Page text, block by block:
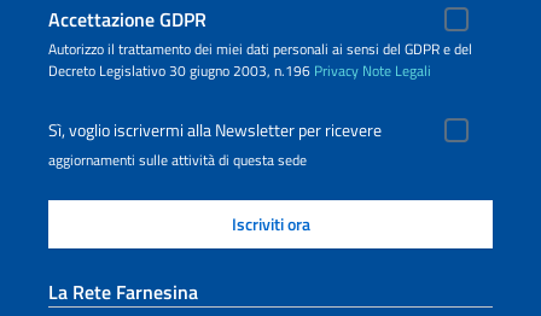
Accettazione GDPR
Autorizzo il trattamento dei miei dati personali ai sensi del GDPR e del
Decreto Legislativo 30 giugno 2003, n.196 Privacy Note Legali
Sì, voglio iscrivermi alla Newsletter per ricevere
aggiornamenti sulle attività di questa sede
La Rete Farnesina